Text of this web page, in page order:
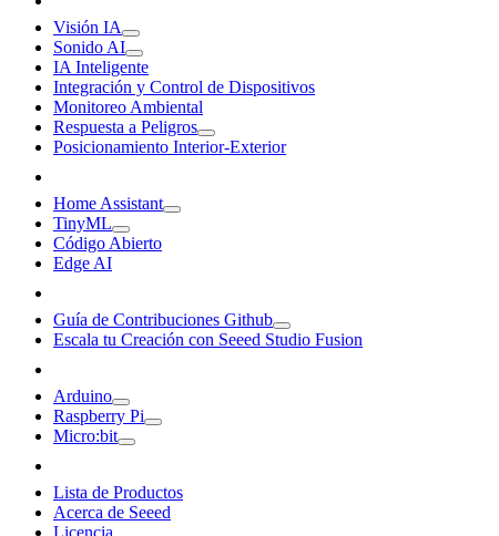
Visión IA
Sonido AI
IA Inteligente
Integración y Control de Dispositivos
Monitoreo Ambiental
Respuesta a Peligros
Posicionamiento Interior-Exterior
Home Assistant
TinyML
Código Abierto
Edge AI
Guía de Contribuciones Github
Escala tu Creación con Seeed Studio Fusion
Arduino
Raspberry Pi
Micro:bit
Lista de Productos
Acerca de Seeed